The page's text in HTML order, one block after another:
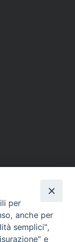
per
anche per
semplici",
e